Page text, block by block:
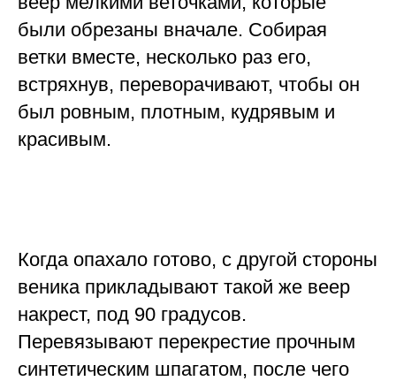
были обрезаны вначале. Собирая
ветки вместе, несколько раз его,
встряхнув, переворачивают, чтобы он
был ровным, плотным, кудрявым и
красивым.
Когда опахало готово, с другой стороны
веника прикладывают такой же веер
накрест, под 90 градусов.
Перевязывают перекрестие прочным
синтетическим шпагатом, после чего